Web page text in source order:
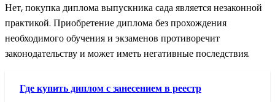
Нет, покупка диплома выпускника сада является незаконной
практикой. Приобретение диплома без прохождения
необходимого обучения и экзаменов противоречит
законодательству и может иметь негативные последствия.
Где купить диплом с занесением в реестр